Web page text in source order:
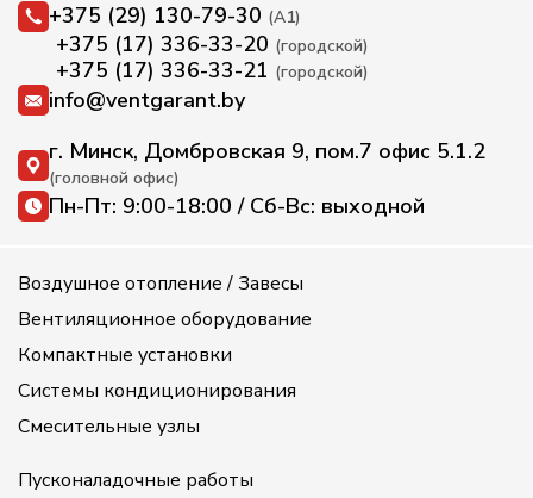
+375 (29) 130-79-30 (А1)
+375 (17) 336-33-20 (городской)
+375 (17) 336-33-21 (городской)
info@ventgarant.by
г. Минск, Домбровская 9, пом.7 офис 5.1.2
(головной офис)
Пн-Пт: 9:00-18:00 / Сб-Вс: выходной
Воздушное отопление / Завесы
Вентиляционное оборудование
Компактные установки
Системы кондиционирования
Смесительные узлы
Пусконаладочные работы